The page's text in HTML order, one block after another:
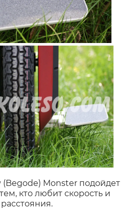
Monster подойдет
кто любит скорость и